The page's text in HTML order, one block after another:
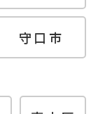
守口市